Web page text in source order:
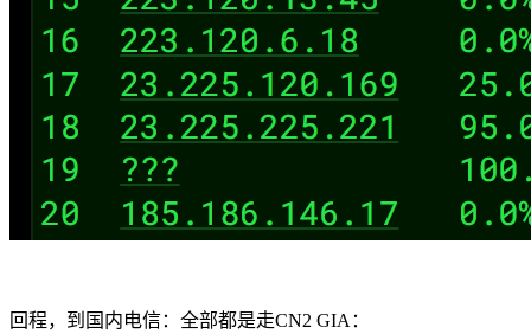
回程，到国内电信：全部都是走CN2 GIA：